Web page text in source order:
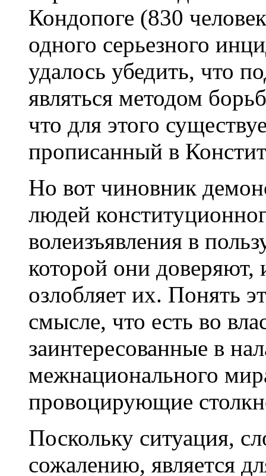
Кондопоге (830
одного серьезного
удалось убедить, что
являться методом
что для этого
прописанный в
Но вот чиновник
людей
волеизъявления в
которой они
озлобляет их. Понять
смысле, что есть во
заинтересованные в
межнационального
провоцирующие
Поскольку ситуация,
сожалению, является